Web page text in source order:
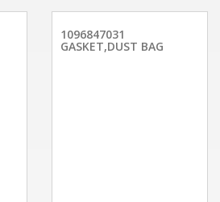
1096847031
GASKET,DUST BAG